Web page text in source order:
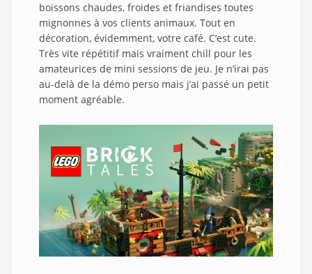
boissons chaudes, froides et friandises toutes
mignonnes à vos clients animaux. Tout en
décoration, évidemment, votre café. C’est cute.
Très vite répétitif mais vraiment chill pour les
amateurices de mini sessions de jeu. Je n’irai pas
au-delà de la démo perso mais j’ai passé un petit
moment agréable.